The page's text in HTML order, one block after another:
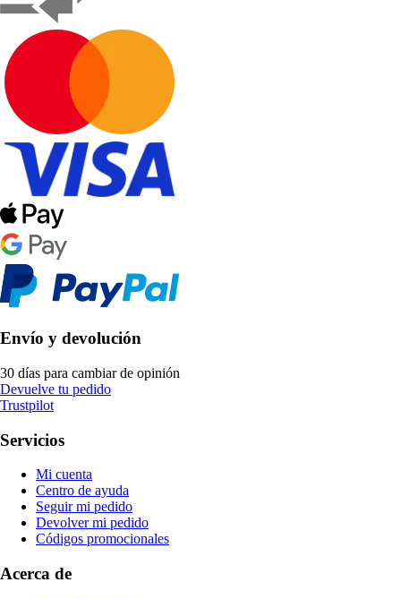
Envío y devolución
30 días para cambiar de opinión
Devuelve tu pedido
Trustpilot
Servicios
Mi cuenta
Centro de ayuda
Seguir mi pedido
Devolver mi pedido
Códigos promocionales
Acerca de